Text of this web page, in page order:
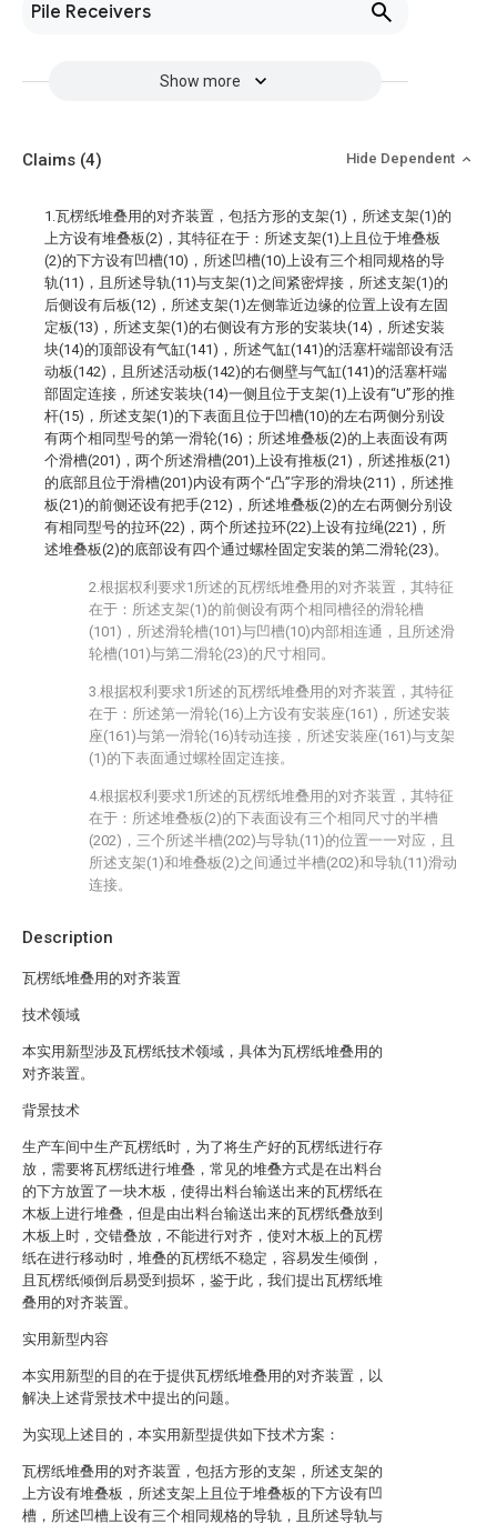
Pile Receivers
Show more
Description
瓦楞纸堆叠用的对齐装置
技术领域
本实用新型涉及瓦楞纸技术领域，具体为瓦楞纸堆叠用的
对齐装置。
背景技术
生产车间中生产瓦楞纸时，为了将生产好的瓦楞纸进行存
放，需要将瓦楞纸进行堆叠，常见的堆叠方式是在出料台
的下方放置了一块木板，使得出料台输送出来的瓦楞纸在
木板上进行堆叠，但是由出料台输送出来的瓦楞纸叠放到
木板上时，交错叠放，不能进行对齐，使对木板上的瓦楞
纸在进行移动时，堆叠的瓦楞纸不稳定，容易发生倾倒，
且瓦楞纸倾倒后易受到损坏，鉴于此，我们提出瓦楞纸堆
叠用的对齐装置。
实用新型内容
本实用新型的目的在于提供瓦楞纸堆叠用的对齐装置，以
解决上述背景技术中提出的问题。
为实现上述目的，本实用新型提供如下技术方案：
瓦楞纸堆叠用的对齐装置，包括方形的支架，所述支架的
上方设有堆叠板，所述支架上且位于堆叠板的下方设有凹
槽，所述凹槽上设有三个相同规格的导轨，且所述导轨与
Claims (4) Hide Dependent
1.瓦楞纸堆叠用的对齐装置，包括方形的支架(1)，所述支架(1)的
上方设有堆叠板(2)，其特征在于：所述支架(1)上且位于堆叠板
(2)的下方设有凹槽(10)，所述凹槽(10)上设有三个相同规格的导
轨(11)，且所述导轨(11)与支架(1)之间紧密焊接，所述支架(1)的
后侧设有后板(12)，所述支架(1)左侧靠近边缘的位置上设有左固
定板(13)，所述支架(1)的右侧设有方形的安装块(14)，所述安装
块(14)的顶部设有气缸(141)，所述气缸(141)的活塞杆端部设有活
动板(142)，且所述活动板(142)的右侧壁与气缸(141)的活塞杆端
部固定连接，所述安装块(14)一侧且位于支架(1)上设有“U”形的推
杆(15)，所述支架(1)的下表面且位于凹槽(10)的左右两侧分别设
有两个相同型号的第一滑轮(16)；所述堆叠板(2)的上表面设有两
个滑槽(201)，两个所述滑槽(201)上设有推板(21)，所述推板(21)
的底部且位于滑槽(201)内设有两个“凸”字形的滑块(211)，所述推
板(21)的前侧还设有把手(212)，所述堆叠板(2)的左右两侧分别设
有相同型号的拉环(22)，两个所述拉环(22)上设有拉绳(221)，所
述堆叠板(2)的底部设有四个通过螺栓固定安装的第二滑轮(23)。
2.根据权利要求1所述的瓦楞纸堆叠用的对齐装置，其特征
在于：所述支架(1)的前侧设有两个相同槽径的滑轮槽
(101)，所述滑轮槽(101)与凹槽(10)内部相连通，且所述滑
轮槽(101)与第二滑轮(23)的尺寸相同。
3.根据权利要求1所述的瓦楞纸堆叠用的对齐装置，其特征
在于：所述第一滑轮(16)上方设有安装座(161)，所述安装
座(161)与第一滑轮(16)转动连接，所述安装座(161)与支架
(1)的下表面通过螺栓固定连接。
4.根据权利要求1所述的瓦楞纸堆叠用的对齐装置，其特征
在于：所述堆叠板(2)的下表面设有三个相同尺寸的半槽
(202)，三个所述半槽(202)与导轨(11)的位置一一对应，且
所述支架(1)和堆叠板(2)之间通过半槽(202)和导轨(11)滑动
连接。